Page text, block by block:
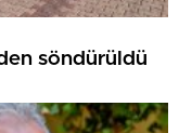
söndürüldü